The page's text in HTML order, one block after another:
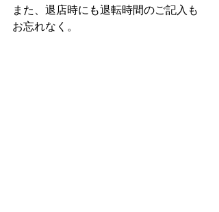
また、退店時にも退転時間のご記入も
お忘れなく。